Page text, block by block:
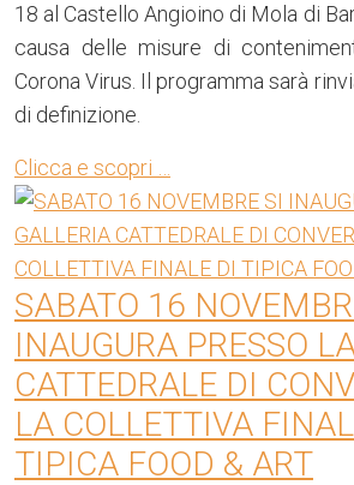
18 al Castello Angioino di Mola di
causa delle misure di
Corona Virus. Il programma sarà
di definizione.
Clicca e scopri …
SABATO 16
INAUGURA PRESSO
CATTEDRALE DI
LA COLLETTIVA
TIPICA FOOD & ART